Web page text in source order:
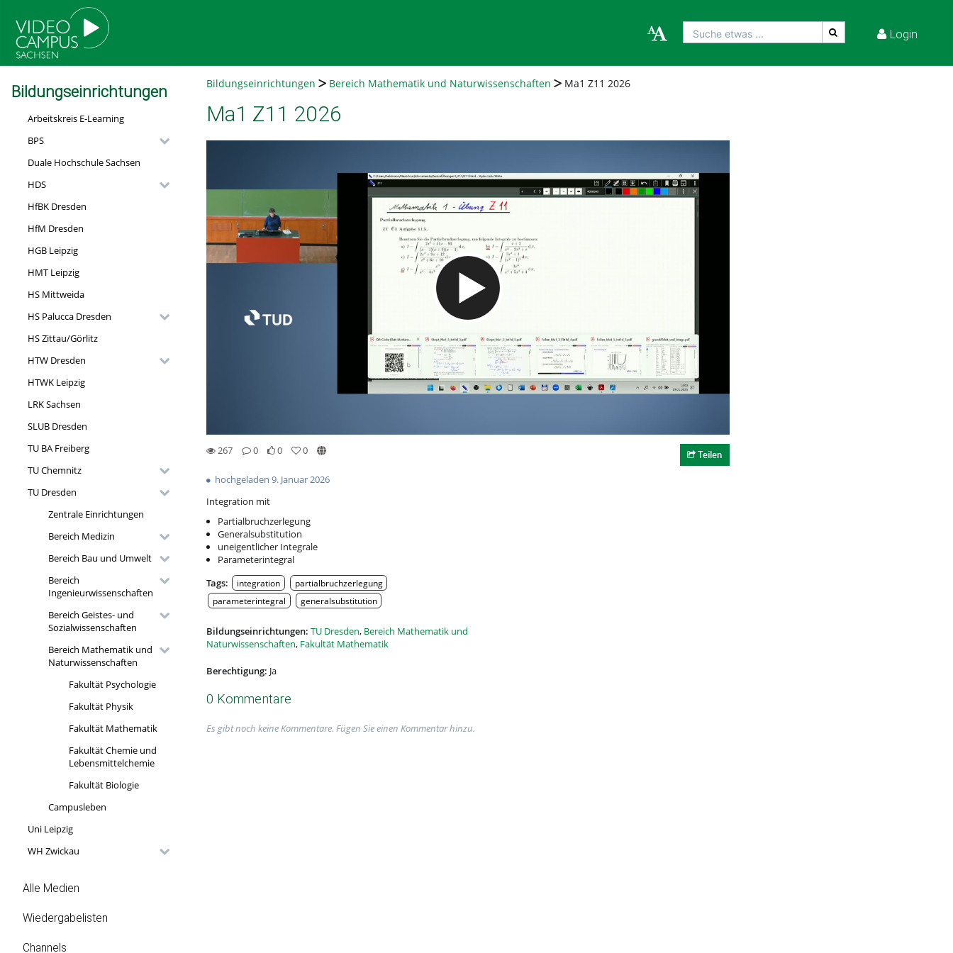
Suche etwas ... Login
Bildungseinrichtungen
Arbeitskreis E-Learning
BPS
Duale Hochschule Sachsen
HDS
HfBK Dresden
HfM Dresden
HGB Leipzig
HMT Leipzig
HS Mittweida
HS Palucca Dresden
HS Zittau/Görlitz
HTW Dresden
HTWK Leipzig
LRK Sachsen
SLUB Dresden
TU BA Freiberg
TU Chemnitz
TU Dresden
Zentrale Einrichtungen
Bereich Medizin
Bereich Bau und Umwelt
Bereich
Ingenieurwissenschaften
Bereich Geistes- und
Sozialwissenschaften
Bereich Mathematik und
Naturwissenschaften
Fakultät Psychologie
Fakultät Physik
Fakultät Mathematik
Fakultät Chemie und
Lebensmittelchemie
Fakultät Biologie
Campusleben
Uni Leipzig
WH Zwickau
Alle Medien
Wiedergabelisten
Channels
Bildungseinrichtungen Bereich Mathematik und Naturwissenschaften Ma1 Z11 2026
Ma1 Z11 2026
Video abspielen
267
0
0
0
Teilen
hochgeladen 9. Januar 2026
Integration mit
Partialbruchzerlegung
Generalsubstitution
uneigentlicher Integrale
Parameterintegral
Tags:
integration
partialbruchzerlegung
parameterintegral
generalsubstitution
Bildungseinrichtungen: TU Dresden, Bereich Mathematik und
Naturwissenschaften, Fakultät Mathematik
Berechtigung: Ja
0 Kommentare
Es gibt noch keine Kommentare. Fügen Sie einen Kommentar hinzu.